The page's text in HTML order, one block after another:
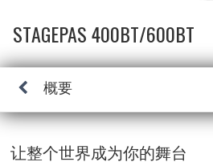
STAGEPAS 400BT/600BT
概要
让整个世界成为你的舞台